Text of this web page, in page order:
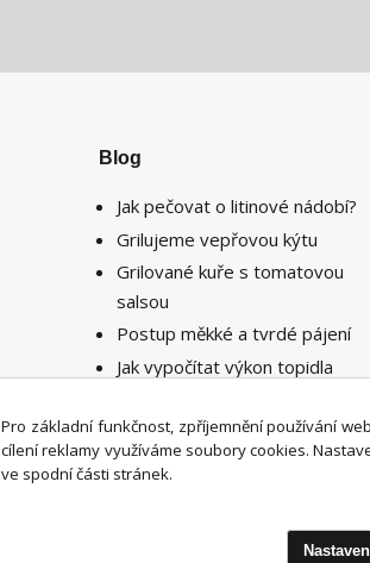
Blog
Jak pečovat o litinové nádobí?
Grilujeme vepřovou kýtu
Grilované kuře s tomatovou
salsou
Postup měkké a tvrdé pájení
Jak vypočítat výkon topidla
místnosti ?
Pro základní funkčnost, zpříjemnění používání
cílení reklamy využíváme soubory cookies.
ve spodní části stránek.